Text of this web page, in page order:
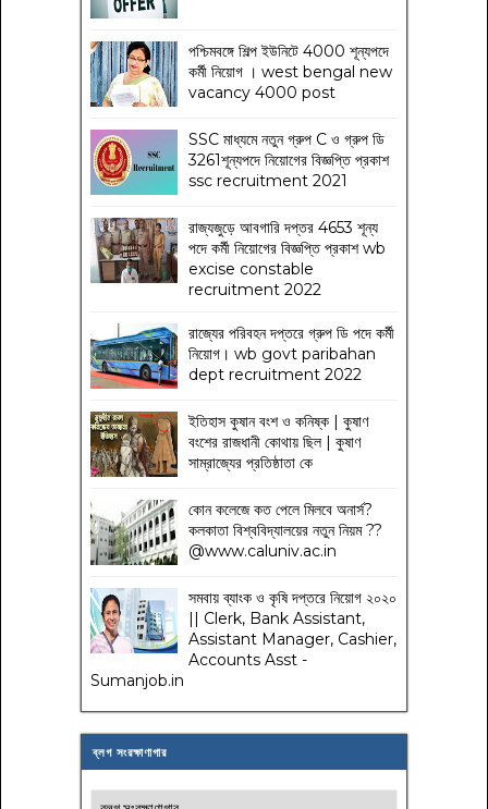
পশ্চিমবঙ্গে শিল্প ইউনিটে 4000 শূন্যপদে
কর্মী নিয়োগ । west bengal new
vacancy 4000 post
SSC মাধ্যমে নতুন গ্রুপ C ও গ্রুপ ডি
3261শূন্যপদে নিয়োগের বিজ্ঞপ্তি প্রকাশ
ssc recruitment 2021
রাজ্যজুড়ে আবগারি দপ্তর 4653 শূন্য
পদে কর্মী নিয়োগের বিজ্ঞপ্তি প্রকাশ wb
excise constable
recruitment 2022
রাজ্যের পরিবহন দপ্তরে গ্রুপ ডি পদে কর্মী
নিয়োগ। wb govt paribahan
dept recruitment 2022
ইতিহাস কুষান বংশ ও কনিষ্ক | কুষাণ
বংশের রাজধানী কোথায় ছিল | কুষাণ
সাম্রাজ্যের প্রতিষ্ঠাতা কে
কোন কলেজে কত পেলে মিলবে অনার্স?
কলকাতা বিশ্ববিদ্যালয়ের নতুন নিয়ম??
@www.caluniv.ac.in
সমবায় ব্যাংক ও কৃষি দপ্তরে নিয়োগ ২০২০
|| Clerk, Bank Assistant,
Assistant Manager, Cashier,
Accounts Asst -
Sumanjob.in
ব্লগ সংরক্ষাণাগার